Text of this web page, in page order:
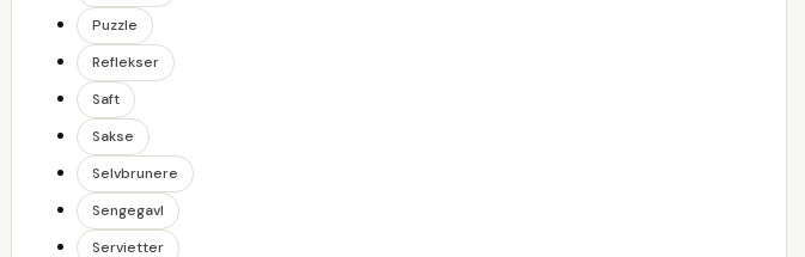
Puzzle
Reflekser
Saft
Sakse
Selvbrunere
Sengegavl
Servietter